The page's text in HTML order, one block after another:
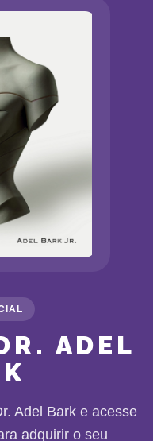
ADEL
Adel Bark e acesse
adquirir o seu